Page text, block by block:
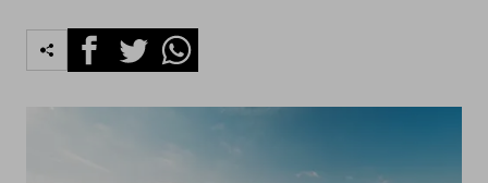
FacebookTwitterWhatsapp